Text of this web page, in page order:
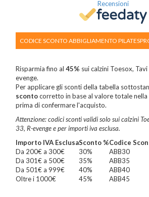
Recensioni
CODICE SCONTO ABBIGLIAMENTO
Risparmia fino al 45% sui calzini Toesox,
evenge.
Per applicare gli sconti della tabella
scontocorretto in base al valore totale nella
prima di confermare l'acquisto.
Attenzione: codici sconti validi solo sui calzini
33, R-evenge e per importi iva esclusa.
Importo IVA EsclusaSconto %Codice
Da 200€ a 300€
30%
ABB30
Da 301€ a 500€
35%
ABB35
Da 501€ a 999€
40%
ABB40
Oltre i 1000€
45% ABB45